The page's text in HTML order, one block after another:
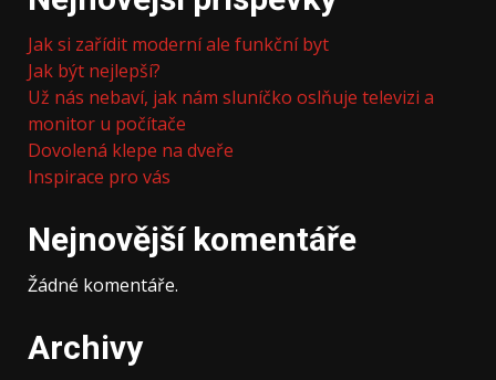
Jak si zařídit moderní ale funkční byt
Jak být nejlepší?
Už nás nebaví, jak nám sluníčko oslňuje televizi a
monitor u počítače
Dovolená klepe na dveře
Inspirace pro vás
Nejnovější komentáře
Žádné komentáře.
Archivy